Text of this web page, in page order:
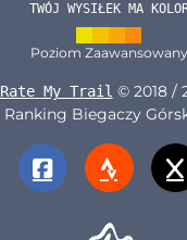
TWÓJ WYSIŁEK MA
Poziom Zaawansowany
Rate My Trail © 2018 /
Ranking Biegaczy